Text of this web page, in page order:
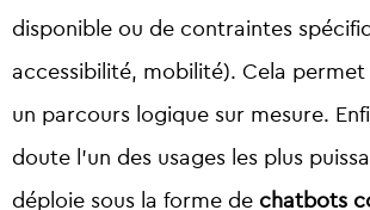
disponible ou de contraintes
accessibilité, mobilité). Cela
un parcours logique sur mesure.
doute l’un des usages les plus
déploie sous la forme de chatbots